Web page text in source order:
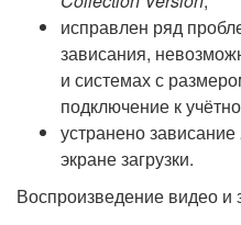
исправлен ряд
зависания,
и системах с
подключение к
устранено зависание
экране загрузки.
Воспроизведение видео и